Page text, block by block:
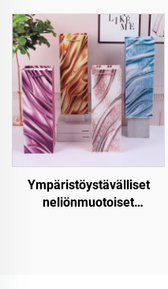
vähittäiskauppaan ja
lahjoitukseen
Ympäristöystävälliset
neliönmuotoiset